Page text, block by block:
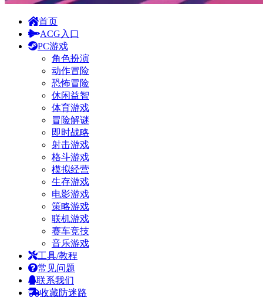
首页
ACG入口
PC游戏
角色扮演
动作冒险
恐怖冒险
休闲益智
体育游戏
冒险解谜
即时战略
射击游戏
格斗游戏
模拟经营
生存游戏
电影游戏
策略游戏
联机游戏
赛车竞技
音乐游戏
工具/教程
常见问题
联系我们
收藏防迷路